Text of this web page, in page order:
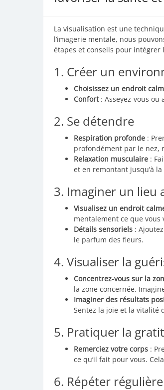
La visualisation est une
l’imagerie mentale, nous
étapes et conseils pour
1. Créer un
Choisissez un endroit
Confort: Asseyez-vous ou
2. Se détendre
Respiration profonde :
profondément par le nez,
Relaxation musculaire :
et en remontant jusqu’à la
3. Imaginer un lieu
Visualisez un endroit
mentalement ce que vous
Détails sensoriels :
le parfum des fleurs.
4. Visualiser la
Concentrez-vous sur la
la zone concernée.
Imaginer des résultats
Sentez la joie et la vitalité
5. Pratiquer la
Remerciez votre corps :
ce qu’il fait pour vous.
6. Répéter